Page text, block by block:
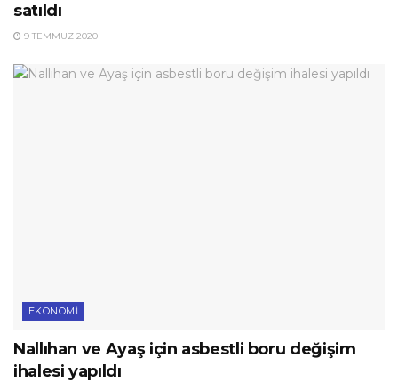
satıldı
9 TEMMUZ 2020
EKONOMI
Nallıhan ve Ayaş için asbestli boru değişim
ihalesi yapıldı